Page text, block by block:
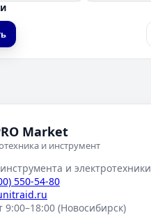
Market
и инструмент
и электротехники
550-54-80
9:00–18:00 (Новосибирск)